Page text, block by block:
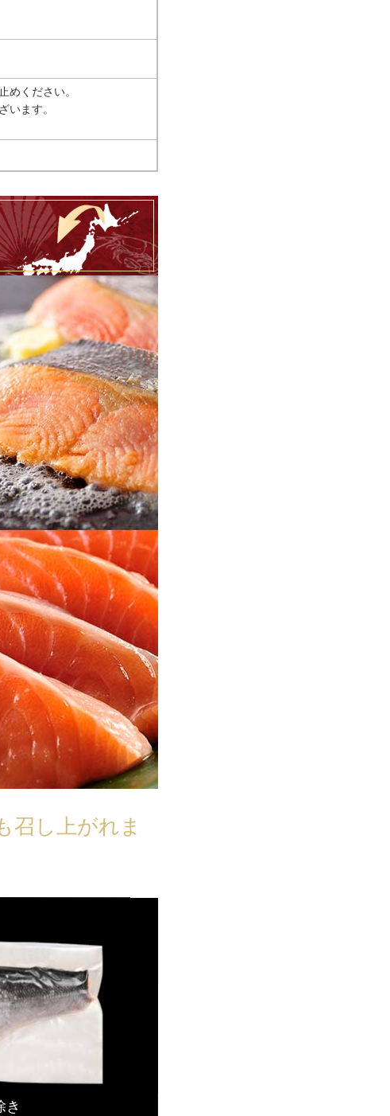
めください。
います。
召し上がれま
き